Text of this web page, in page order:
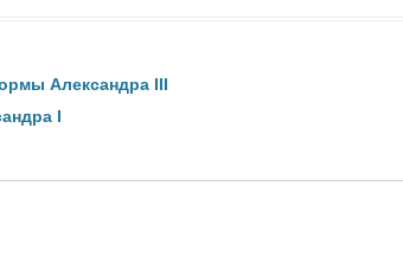
Александра III
I